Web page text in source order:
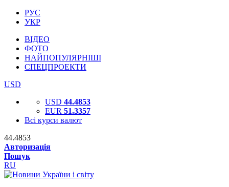
РУС
УКР
ВІДЕО
ФОТО
НАЙПОПУЛЯРНІШІ
СПЕЦПРОЕКТИ
USD
USD 44.4853
EUR 51.3357
Всі курси валют
44.4853
Авторизація
Пошук
RU